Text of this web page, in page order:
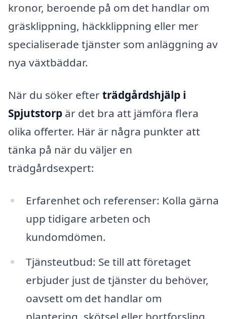
kronor, beroende på om det handlar om
gräsklippning, häckklippning eller mer
specialiserade tjänster som anläggning av
nya växtbäddar.
När du söker efterträdgårdshjälp i
Spjutstorp är det bra att jämföra flera
olika offerter. Här är några punkter att
tänka på när du väljer en
trädgårdsexpert:
Erfarenhet och referenser: Kolla gärna
upp tidigare arbeten och
kundomdömen.
Tjänsteutbud: Se till att företaget
erbjuder just de tjänster du behöver,
oavsett om det handlar om